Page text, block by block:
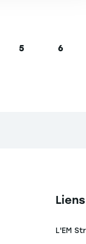
Page
5
Page
6
L'EM